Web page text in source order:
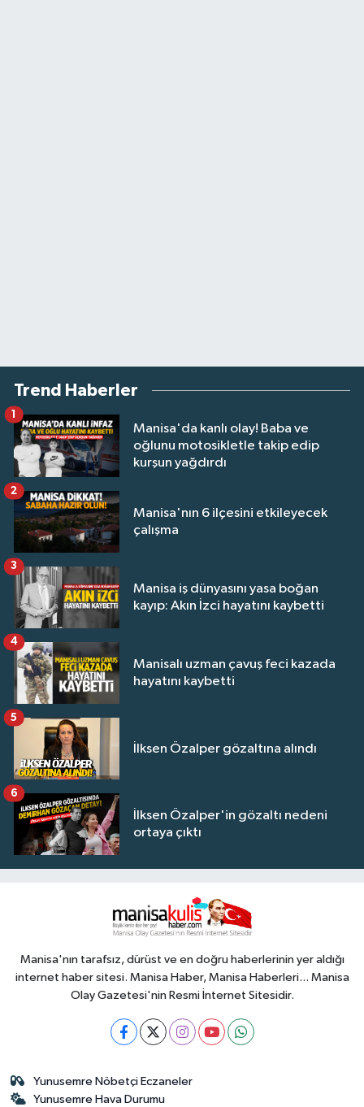
Trend Haberler
Manisa'da kanlı olay! Baba ve
oğlunu motosikletle takip edip
kurşun yağdırdı
1
Manisa'nın 6 ilçesini etkileyecek
çalışma
2
Manisa iş dünyasını yasa boğan
kayıp: Akın İzci hayatını kaybetti
3
Manisalı uzman çavuş feci kazada
hayatını kaybetti
4
İlksen Özalper gözaltına alındı
5
İlksen Özalper'in gözaltı nedeni
ortaya çıktı
6
Manisa'nın tarafsız, dürüst ve en doğru haberlerinin yer aldığı
internet haber sitesi. Manisa Haber, Manisa Haberleri... Manisa
Olay Gazetesi'nin Resmi İnternet Sitesidir.
Yunusemre Nöbetçi Eczaneler
Yunusemre Hava Durumu